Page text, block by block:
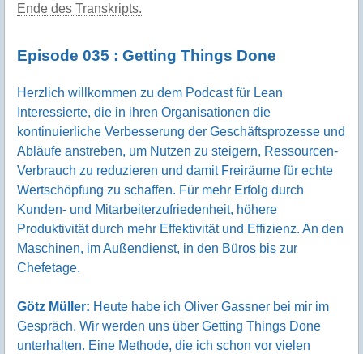
Ende des Transkripts.
Episode 035 : Getting Things Done
Herzlich willkommen zu dem Podcast für Lean
Interessierte, die in ihren Organisationen die
kontinuierliche Verbesserung der Geschäftsprozesse und
Abläufe anstreben, um Nutzen zu steigern, Ressourcen-
Verbrauch zu reduzieren und damit Freiräume für echte
Wertschöpfung zu schaffen. Für mehr Erfolg durch
Kunden- und Mitarbeiterzufriedenheit, höhere
Produktivität durch mehr Effektivität und Effizienz. An den
Maschinen, im Außendienst, in den Büros bis zur
Chefetage.
Götz Müller: Heute habe ich Oliver Gassner bei mir im
Gespräch. Wir werden uns über Getting Things Done
unterhalten. Eine Methode, die ich schon vor vielen